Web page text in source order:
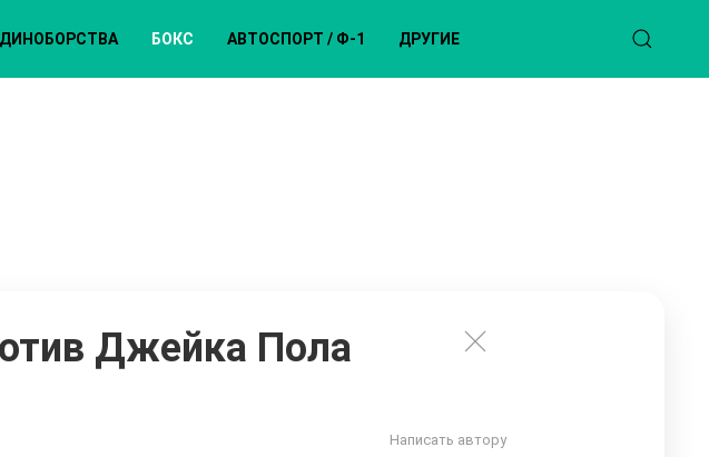
БОКС АВТОСПОРТ / Ф-1 ДРУГИЕ
Джейка Пола
Написать автору